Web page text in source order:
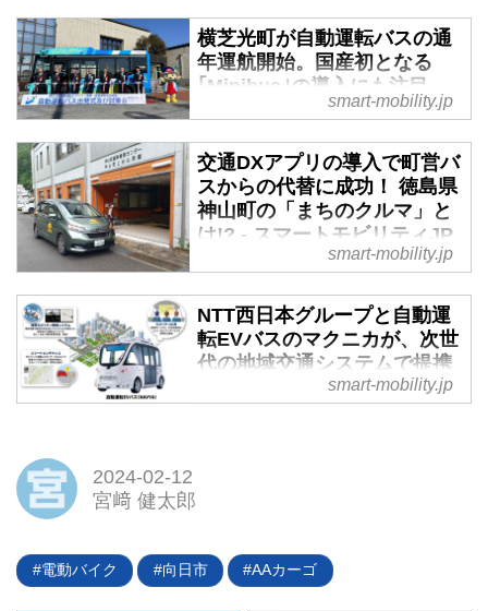
横芝光町が自動運転バスの通
年運航開始。国産初となる
｢Minibus｣の導入にも注目 -
スマートモビリティJP
いまや地方だけでなく都市部でも
公共交通機関の維持確保が困難に
なりつつある。その課題解決手段
のひとつになると期待されている
のが自動運転バスの活用だ。千葉
県横芝光町は、2024年2月2日よ
り自動運転バスの“通年運航”を開
始。いつまでも公共交通機関確保
された住みやすい街づくりと地域
活性化への取り組みを加速させて
smart-mobility.jp
交通DXアプリの導入で町営バ
スからの代替に成功！ 徳島県
神山町の「まちのクルマ」と
は!? - スマートモビリティJP
町営バスに代わる公共交通とし
て、徳島県神山町が2023年3月に
導入した「まちのクルマ」。これ
を運用するための「まちのクル
マ」アプリは、スタートから4カ
月で4,500件を超える利用があっ
smart-mobility.jp
NTT西日本グループと自動運
転EVバスのマクニカが、次世
代の地域交通システムで提携
- スマートモビリティJP
させるための提携を発表した。地
smart-mobility.jp
2024-02-12
宮﨑 健太郎
電動バイク 向日市 AAカーゴ